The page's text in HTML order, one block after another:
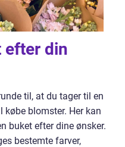
efter din
til, at du tager til en
blomster. Her kan
buket efter dine ønsker.
bestemte farver,